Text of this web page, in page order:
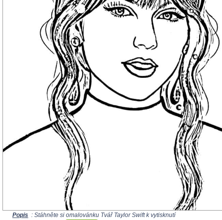
Popis : Stáhněte si omalovánku Tvář Taylor Swift k vytisknutí